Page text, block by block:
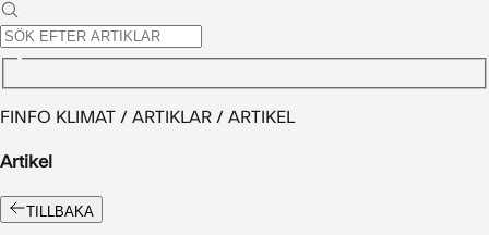
FINFO KLIMAT / ARTIKLAR / ARTIKEL
Artikel
TILLBAKA